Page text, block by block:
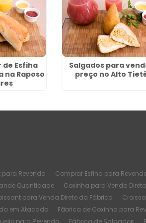
de Esfiha
na Raposo
Salgados para
preço no Alto
Revenda Comprar Esfiha para
Quantidade Coxinha para Venda
para Venda Direto da Fábrica
em Atacado Fábrica de Coxinha para
para Revenda Fábrica de Salgados